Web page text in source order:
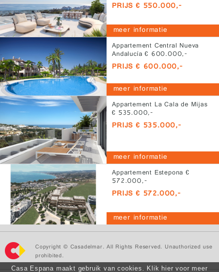
PRIJS € 550.000,-
meer informatie
Appartement Central Nueva
Andalucía € 600.000,-
PRIJS € 600.000,-
meer informatie
Appartement La Cala de Mijas
€ 535.000,-
PRIJS € 535.000,-
meer informatie
Appartement Estepona €
572.000,-
PRIJS € 572.000,-
meer informatie
Copyright © Casadelmar. All Rights Reserved. Unauthorized use
prohibited.
Casa Espana maakt gebruik van cookies. Klik hier voor meer